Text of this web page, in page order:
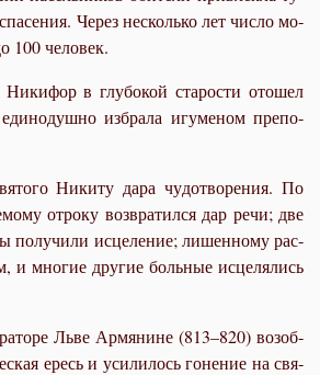
Через несколь­ко лет чис­ло мо­
100 че­ло­век.
в глу­бо­кой ста­ро­сти ото­шел
из­бра­ла игу­ме­ном пре­по­
Ни­ки­ту да­ра чу­до­тво­ре­ния. По
от­ро­ку воз­вра­тил­ся дар ре­чи; две
по­лу­чи­ли ис­це­ле­ние; ли­шен­но­му рас­
и мно­гие дру­гие боль­ные ис­це­ля­лись
Льве Ар­мя­нине (813–820) воз­об­
ересь и уси­ли­лось го­не­ние на свя­